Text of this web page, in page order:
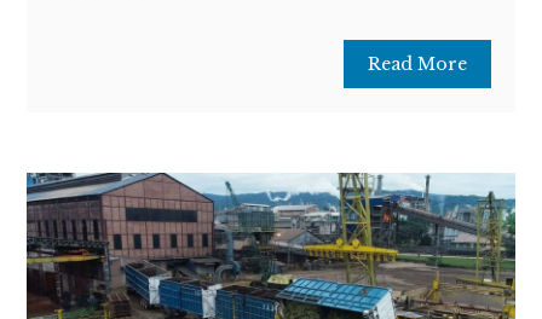
Read More